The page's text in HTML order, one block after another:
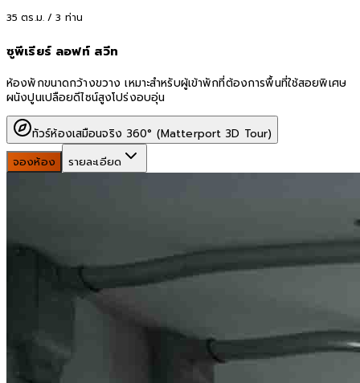
35 ตร.ม. /3 ท่าน
ซูพีเรียร์ ลอฟท์ สวีท
ห้องพักขนาดกว้างขวาง เหมาะสำหรับผู้เข้าพักที่ต้องการพื้นที่ใช้สอยพิเศษ
ผนังปูนเปลือยดีไซน์สูงโปร่งอบอุ่น
ทัวร์ห้องเสมือนจริง 360° (Matterport 3D Tour)
จองห้อง
รายละเอียด